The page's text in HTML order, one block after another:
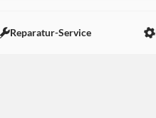
Reparatur-Service